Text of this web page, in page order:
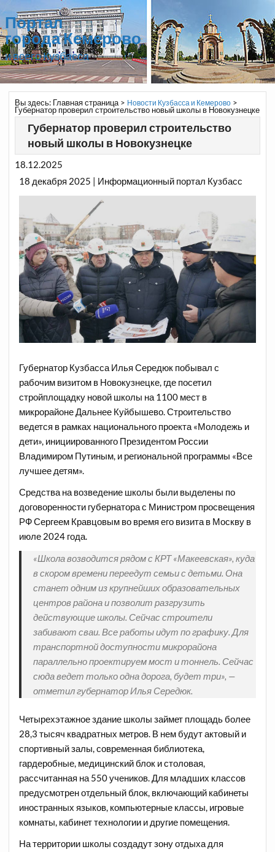
Портал
города Кемерово
и всего Кузбасса
Вы здесь: Главная страница> Новости Кузбасса и Кемерово>
Губернатор проверил строительство новый школы в Новокузнецке
Губернатор проверил строительство
новый школы в Новокузнецке
18.12.2025
18 декабря 2025 | Информационный портал Кузбасс
Губернатор Кузбасса Илья Середюк побывал с
рабочим визитом в Новокузнецке, где посетил
стройплощадку новой школы на 1100 мест в
микрорайоне Дальнее Куйбышево. Строительство
ведется в рамках национального проекта «Молодежь и
дети», инициированного Президентом России
Владимиром Путиным, и региональной программы «Все
лучшее детям».
Средства на возведение школы были выделены по
договоренности губернатора с Министром просвещения
РФ Сергеем Кравцовым во время его визита в Москву в
июле 2024 года.
«Школа возводится рядом с КРТ «Макеевская», куда
в скором времени переедут семьи с детьми. Она
станет одним из крупнейших образовательных
центров района и позволит разгрузить
действующие школы. Сейчас строители
забивают сваи. Все работы идут по графику. Для
транспортной доступности микрорайона
параллельно проектируем мост и тоннель. Сейчас
сюда ведет только одна дорога, будет три», —
отметил губернатор Илья Середюк.
Четырехэтажное здание школы займет площадь более
28,3 тысяч квадратных метров. В нем будут актовый и
спортивный залы, современная библиотека,
гардеробные, медицинский блок и столовая,
рассчитанная на 550 учеников. Для младших классов
предусмотрен отдельный блок, включающий кабинеты
иностранных языков, компьютерные классы, игровые
комнаты, кабинет технологии и другие помещения.
На территории школы создадут зону отдыха для